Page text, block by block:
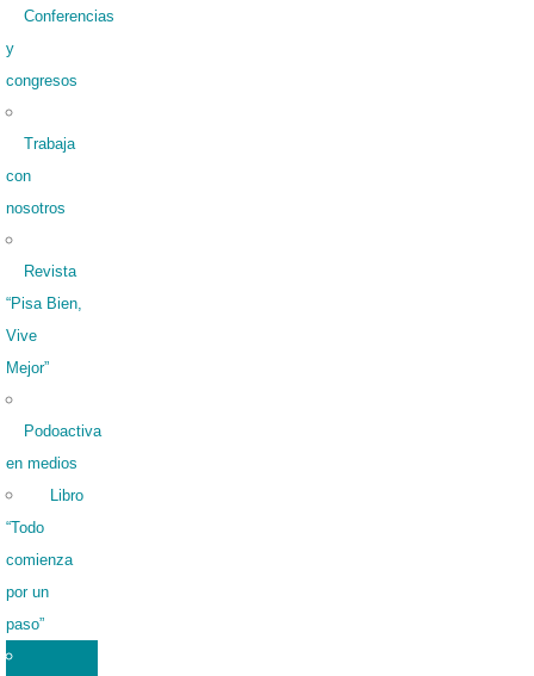
Conferencias
y
congresos
Trabaja
con
nosotros
Revista
“Pisa Bien,
Vive
Mejor”
Podoactiva
en medios
Libro
“Todo
comienza
por un
paso”